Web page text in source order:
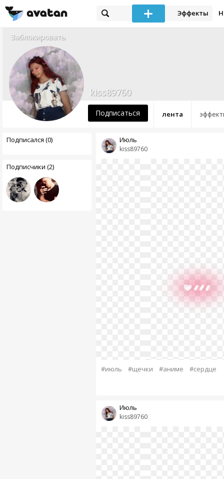
Эффекты
Заблокировать
лента
kiss89760
Подписаться
Подписался (0)
Подписчики (2)
kiss89760
Июль
#июль #щечки #аниме #сердце
kiss89760
Июль